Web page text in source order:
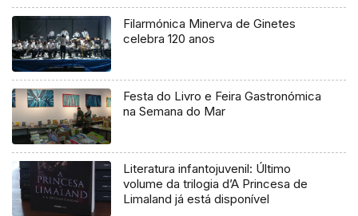
Filarmónica Minerva de Ginetes
celebra 120 anos
Festa do Livro e Feira Gastronómica
na Semana do Mar
Literatura infantojuvenil: Último
volume da trilogia d’A Princesa de
Limaland já está disponível